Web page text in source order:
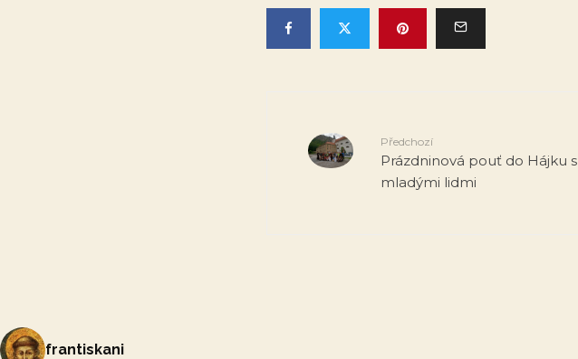
Předchozí
Prázdninová pouť do Hájku s
mladými lidmi
frantiskani